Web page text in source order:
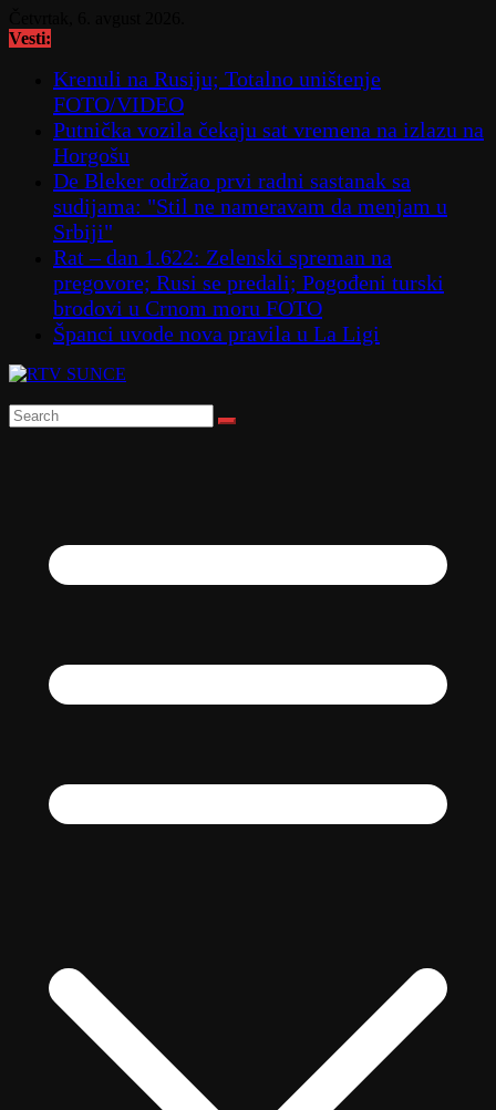
to
Vesti:
Krenuli na Rusiju; Totalno uništenje
FOTO/VIDEO
Putnička vozila čekaju sat vremena na izlazu na
Horgošu
De Bleker održao prvi radni sastanak sa
sudijama: "Stil ne nameravam da menjam u
Srbiji"
Rat – dan 1.622: Zelenski spreman na
pregovore; Rusi se predali; Pogođeni turski
brodovi u Crnom moru FOTO
Španci uvode nova pravila u La Ligi